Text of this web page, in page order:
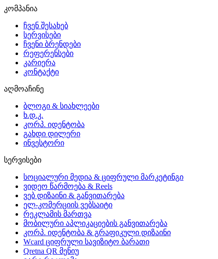
კომპანია
ჩვენ შესახებ
სერვისები
ჩვენი ბრენდები
რეფერენსები
კარიერა
კონტაქტი
აღმოაჩინე
ბლოგი & სიახლეები
ხ.დ.კ.
კორპ. იდენტობა
გახდი დილერი
ინვესტორი
სერვისები
სოციალური მედია & ციფრული მარკეტინგი
ვიდეო წარმოება & Reels
ვებ დიზაინი & განვითარება
ელ-კომერციის ვებსაიტი
რეკლამის მართვა
მობილური აპლიკაციების განვითარება
კორპ. იდენტობა & გრაფიკული დიზაინი
Wcard ციფრული სავიზიტო ბარათი
Qretna QR მენიუ